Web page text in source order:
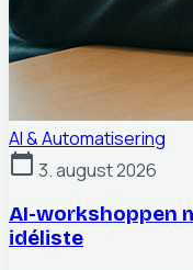
AI & Automatisering
calendar_today 3. august 2026
AI-workshoppen
idéliste